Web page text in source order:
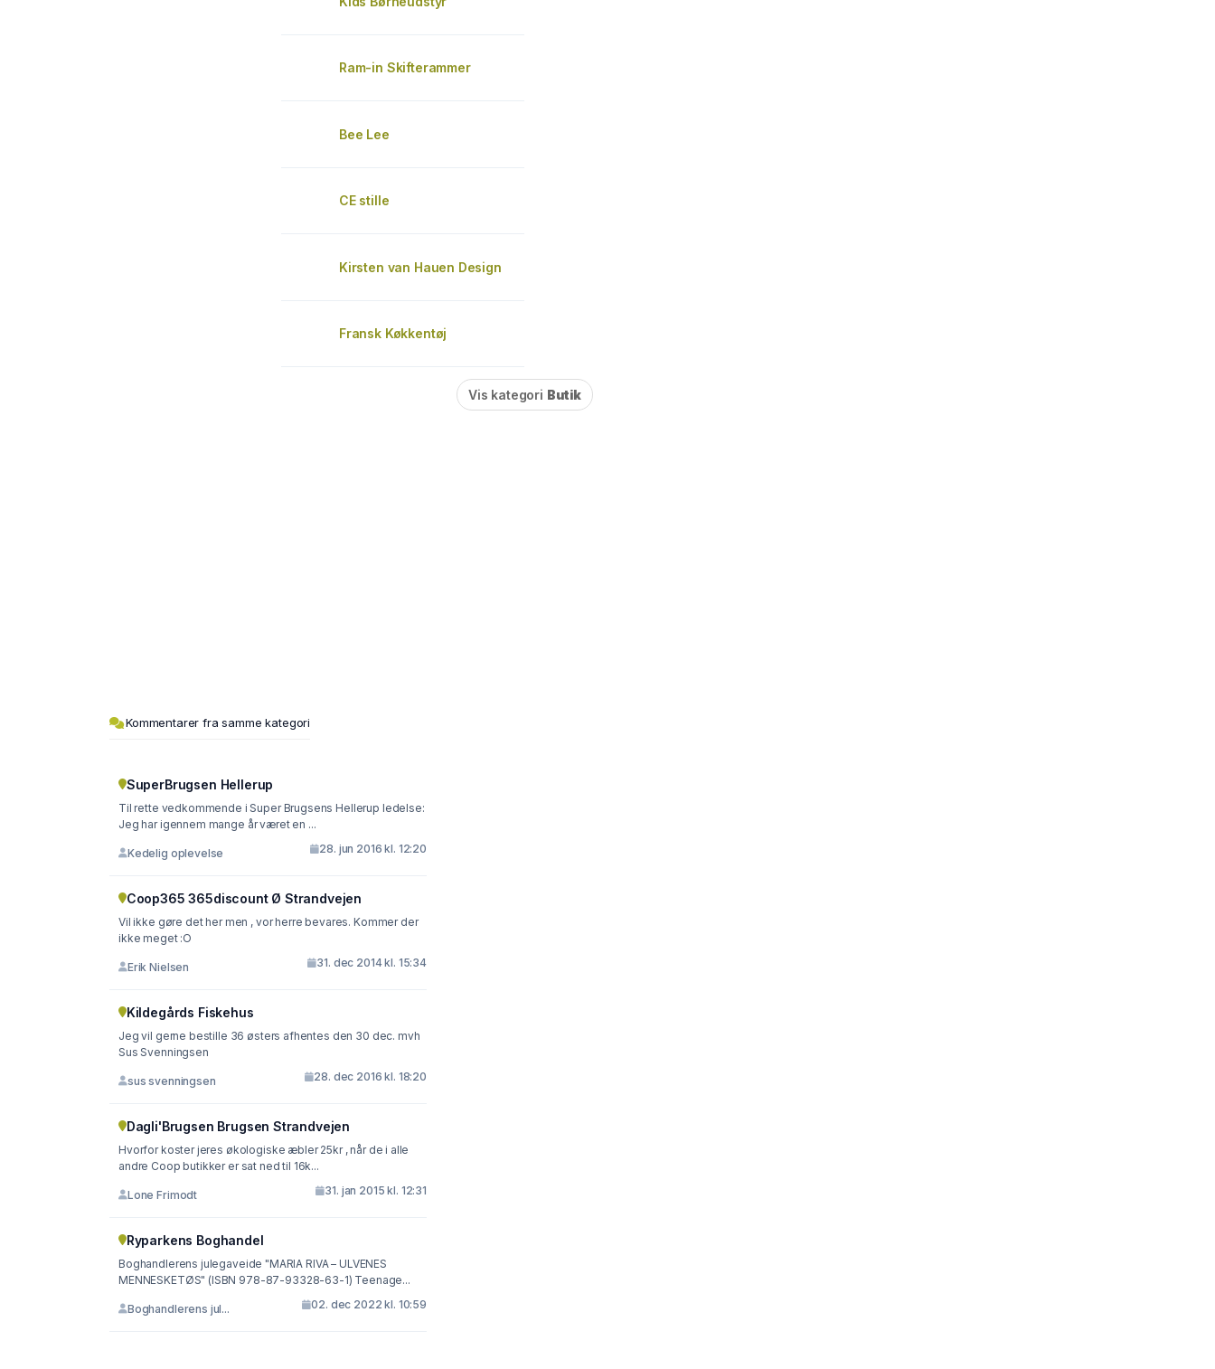
Ram-in Skifterammer
Bee Lee
CE stille
Kirsten van Hauen Design
Fransk Køkkentøj
Vis kategori Butik
Kommentarer fra samme kategori
SuperBrugsen Hellerup
Til rette vedkommende i Super Brugsens Hellerup ledelse:
Jeg har igennem mange år været en ...
Kedelig oplevelse 28. jun 2016 kl. 12:20
Coop365 365discount Ø Strandvejen
Vil ikke gøre det her men , vor herre bevares. Kommer der
ikke meget :O
Erik Nielsen 31. dec 2014 kl. 15:34
Kildegårds Fiskehus
Jeg vil gerne bestille 36 østers afhentes den 30 dec. mvh
Sus Svenningsen
sus svenningsen 28. dec 2016 kl. 18:20
Dagli'Brugsen Brugsen Strandvejen
Hvorfor koster jeres økologiske æbler 25kr , når de i alle
andre Coop butikker er sat ned til 16k...
Lone Frimodt 31. jan 2015 kl. 12:31
Ryparkens Boghandel
Boghandlerens julegaveide "MARIA RIVA – ULVENES
MENNESKETØS" (ISBN 978-87-93328-63-1) Teenage...
Boghandlerens jul... 02. dec 2022 kl. 10:59